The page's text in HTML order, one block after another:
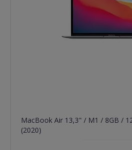
MacBook Air 13,3" / M1 / 8GB /
(2020)